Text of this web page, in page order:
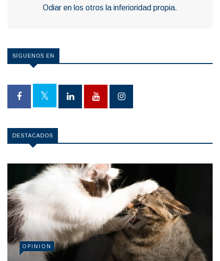
Odiar en los otros la inferioridad propia.
SÍGUENOS EN
DESTACADOS
OPINION